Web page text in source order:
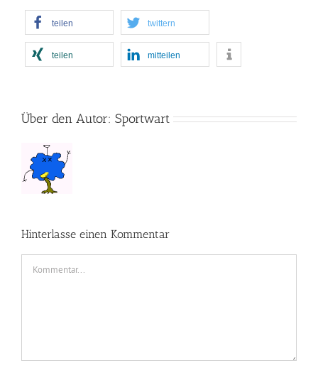
teilen twittern
teilen mitteilen
Über den Autor: Sportwart
Hinterlasse einen Kommentar